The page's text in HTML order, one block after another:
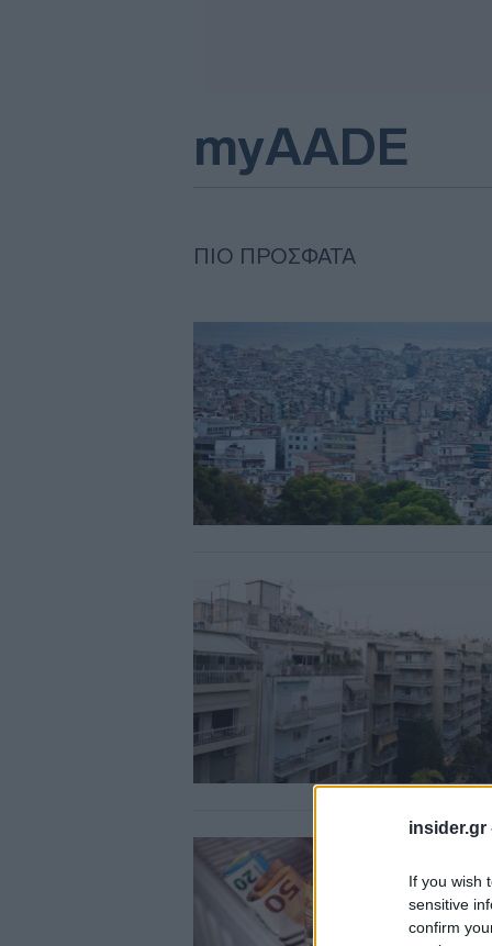
insider.gr
If you wish
sensitive
confirm
myAADE
ΠΙΟ ΠΡΌΣΦΑΤΑ